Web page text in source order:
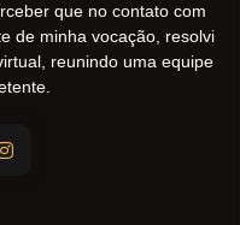
que no contato com
de minha vocação, resolvi
reunindo uma equipe